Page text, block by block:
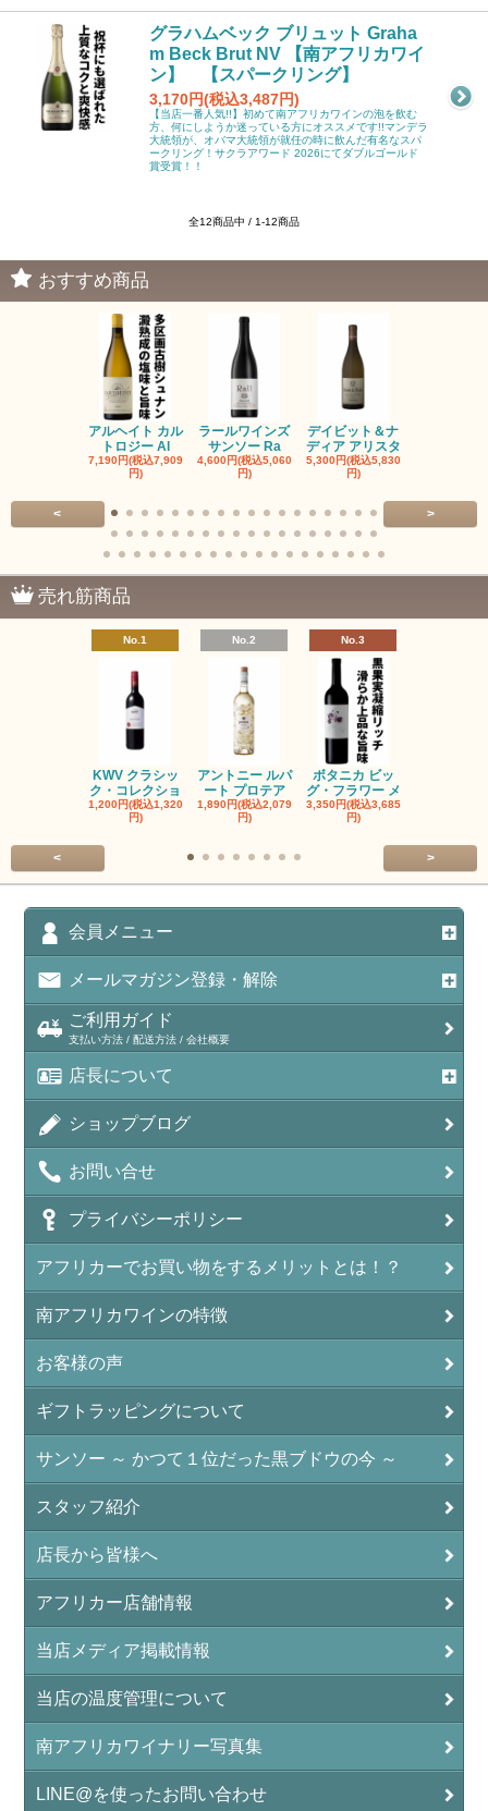
グラハムベック ブリュット Graha
m Beck Brut NV 【南アフリカワイ
ン】 【スパークリング】
3,170円(税込3,487円)
【当店一番人気!!】初めて南アフリカワインの泡を飲む
方、何にしようか迷っている方にオススメです!!マンデラ
大統領が、オバマ大統領が就任の時に飲んだ有名なスパ
ークリング！サクラアワード 2026にてダブルゴールド
賞受賞！！
全12商品中 / 1-12商品
おすすめ商品
アルヘイト カル
トロジー Al
7,190円(税込7,909
円)
ラールワインズ
サンソー Ra
4,600円(税込5,060
円)
デイビット＆ナ
ディア アリスタ
5,300円(税込5,830
円)
< >
売れ筋商品
No.1
KWV クラシッ
ク・コレクショ
1,200円(税込1,320
円)
No.2
アントニー ルパ
ート プロテア
1,890円(税込2,079
円)
No.3
ボタニカ ビッ
グ・フラワー メ
3,350円(税込3,685
円)
< >
会員メニュー
メールマガジン登録・解除
ご利用ガイド
支払い方法 / 配送方法 / 会社概要
店長について
ショップブログ
お問い合せ
プライバシーポリシー
アフリカーでお買い物をするメリットとは！？
南アフリカワインの特徴
お客様の声
ギフトラッピングについて
サンソー ～ かつて１位だった黒ブドウの今 ～
スタッフ紹介
店長から皆様へ
アフリカー店舗情報
当店メディア掲載情報
当店の温度管理について
南アフリカワイナリー写真集
LINE@を使ったお問い合わせ